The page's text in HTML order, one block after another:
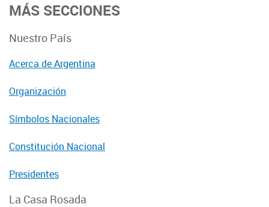
MÁS SECCIONES
Nuestro País
Acerca de Argentina
Organización
Símbolos Nacionales
Constitución Nacional
Presidentes
La Casa Rosada